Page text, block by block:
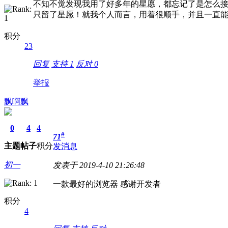
积分
23
不知不觉发现我用了好多年的星愿，都忘记了是怎么
只留了星愿！就我个人而言，用着很顺手，并且一直
回复 支持 1 反对0
举报
飘啊飘
0
主题
4
帖子
4
积分
初一
积分
4
71#
发消息
发表于 2019-4-10 21:26:48
一款最好的浏览器 感谢开发者